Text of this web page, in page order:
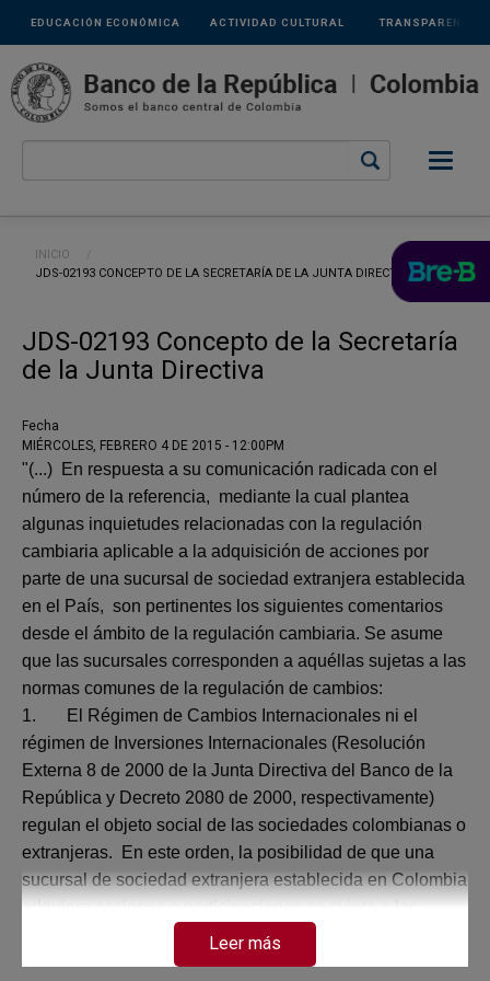
Pasar al contenido principal
Links
secundarios
ACTIVIDAD CULTURAL
EDUCACIÓN ECONÓMICA TRANSPARENCIA
Ruta de navegación
INICIO
CURRENT:
JDS-02193 CONCEPTO DE LA SECRETARÍA DE LA JUNTA DIRECTIVA
JDS-02193 Concepto de la Secretaría
de la Junta Directiva
Fecha
MIÉRCOLES, FEBRERO 4 DE 2015 - 12:00PM
"(...) En respuesta a su comunicación radicada con el
número de la referencia, mediante la cual plantea
algunas inquietudes relacionadas con la regulación
cambiaria aplicable a la adquisición de acciones por
parte de una sucursal de sociedad extranjera establecida
en el País, son pertinentes los siguientes comentarios
desde el ámbito de la regulación cambiaria. Se asume
que las sucursales corresponden a aquéllas sujetas a las
normas comunes de la regulación de cambios:
1.
El Régimen de Cambios Internacionales ni el
régimen de Inversiones Internacionales (Resolución
Externa 8 de 2000 de la Junta Directiva del Banco de la
República y Decreto 2080 de 2000, respectivamente)
regulan el objeto social de las sociedades colombianas o
extranjeras.
En este orden, la posibilidad de que una
sucursal de sociedad extranjera establecida en Colombia
adquiera acciones o participaciones se sujeta a las
disposiciones mercantiles y a la interpretación que de las
mismas efectúe la Superintendencia de Sociedades, por
Leer más